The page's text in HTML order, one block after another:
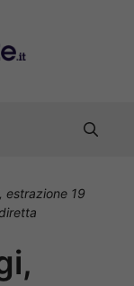
estrazione 19